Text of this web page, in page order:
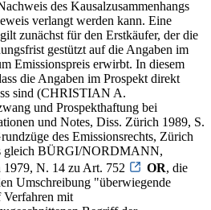
des Kausalzusammenhangs
verlangt werden kann. Eine
zunächst für den Erstkäufer, der die
gestützt auf die Angaben im
Emissionspreis erwirbt. In diesem
die Angaben im Prospekt direkt
sind (CHRISTIAN A.
und Prospekthaftung bei
und Notes, Diss. Zürich 1989, S.
des Emissionsrechts, Zürich
gleich BÜRGI/NORDMANN,
N. 14 zu Art. 752
OR, die
Umschreibung "überwiegende
mit